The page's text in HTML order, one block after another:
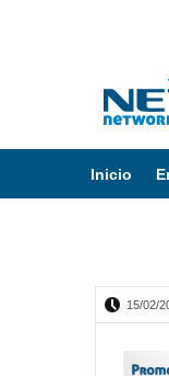
Inicio
15/02/